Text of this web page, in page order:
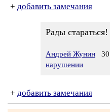
+ добавить замечания
Рады стараться!
Андрей Жунин
нарушении
+ добавить замечания